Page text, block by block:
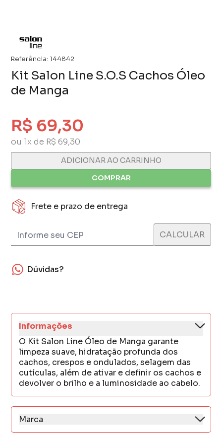
Referência: 144842
Kit Salon Line S.O.S Cachos Óleo
de Manga
R$ 69,30
ou 1x de R$ 69,30
ADICIONAR AO CARRINHO
COMPRAR
Frete e prazo de entrega
Dúvidas?
Informações
O Kit Salon Line Óleo de Manga garante
limpeza suave, hidratação profunda dos
cachos, crespos e ondulados, selagem das
cutículas, além de ativar e definir os cachos e
devolver o brilho e a luminosidade ao cabelo.
Marca
A Salon Line valoriza as belezas, por isso